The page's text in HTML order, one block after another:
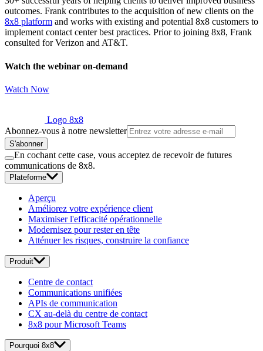
outcomes. Frank contributes to the acquisition of new clients on the
8x8 platform and works with existing and potential 8x8 customers to
implement contact center best practices. Prior to joining 8x8, Frank
consulted for Verizon and AT&T.
Watch the webinar on-demand
Watch Now
Logo 8x8
Abonnez-vous à notre newsletter
S'abonner
En cochant cette case, vous acceptez de recevoir de futures
communications de 8x8.
Plateforme
Aperçu
Améliorez votre expérience client
Maximiser l'efficacité opérationnelle
Modernisez pour rester en tête
Atténuer les risques, construire la confiance
Produit
Centre de contact
Communications unifiées
APIs de communication
CX au-delà du centre de contact
8x8 pour Microsoft Teams
Pourquoi 8x8